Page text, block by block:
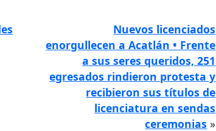
Nuevos licenciados
enorgullecen a Acatlán • Frente
a sus seres queridos, 251
egresados rindieron protesta y
recibieron sus títulos de
licenciatura en sendas
ceremonias »